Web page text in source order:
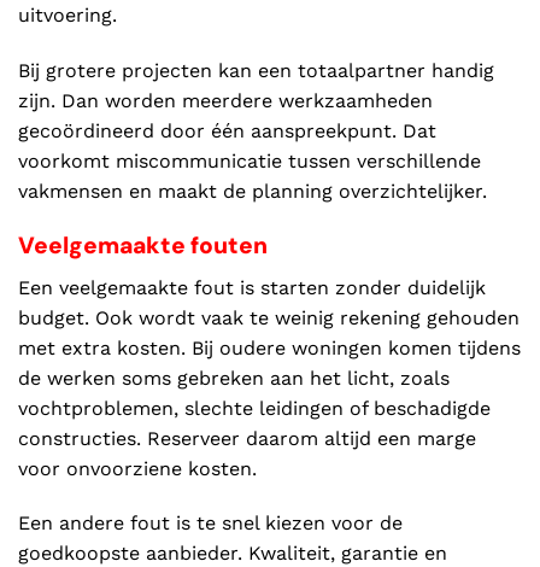
uitvoering.
Bij grotere projecten kan een totaalpartner handig
zijn. Dan worden meerdere werkzaamheden
gecoördineerd door één aanspreekpunt. Dat
voorkomt miscommunicatie tussen verschillende
vakmensen en maakt de planning overzichtelijker.
Veelgemaakte fouten
Een veelgemaakte fout is starten zonder duidelijk
budget. Ook wordt vaak te weinig rekening gehouden
met extra kosten. Bij oudere woningen komen tijdens
de werken soms gebreken aan het licht, zoals
vochtproblemen, slechte leidingen of beschadigde
constructies. Reserveer daarom altijd een marge
voor onvoorziene kosten.
Een andere fout is te snel kiezen voor de
goedkoopste aanbieder. Kwaliteit, garantie en